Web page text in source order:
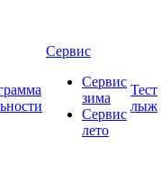
Сервис
Сервис
зима
Сервис
лето
Тест
лыж